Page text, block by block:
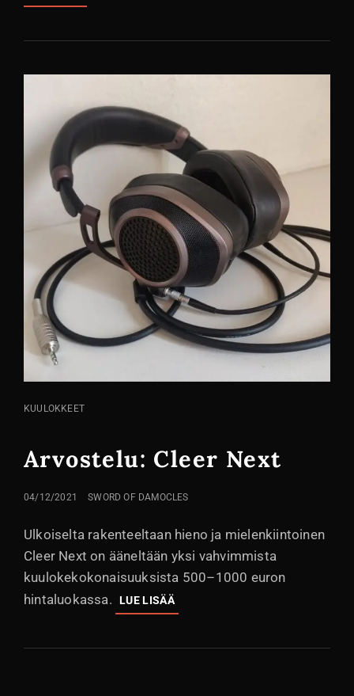
BEYERDYNAMIC
900
X
KISSA
KUULOKKEET
Arvostelu: Cleer Next
LÄHETETTY
04/12/2021 SWORD OF DAMOCLES
Ulkoiselta rakenteeltaan hieno ja mielenkiintoinen
Cleer Next on ääneltään yksi vahvimmista
kuulokekokonaisuuksista 500–1000 euron
hintaluokassa.
LUE LISÄÄARVOSTELU:
CLEER